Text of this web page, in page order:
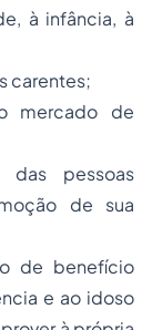
à infância, à
carentes;
mercado de
pessoas
de sua
de benefício
e ao idoso